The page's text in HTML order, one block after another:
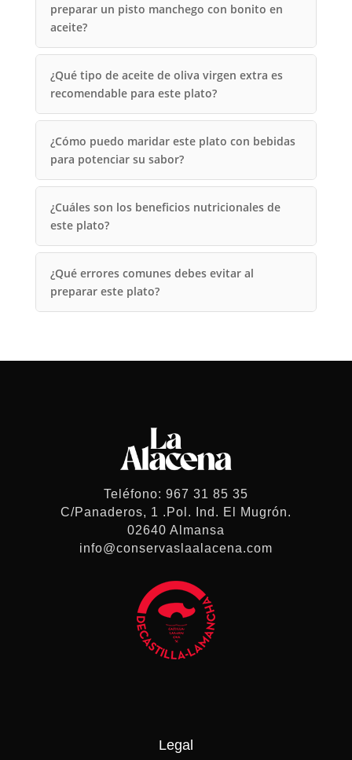
preparar un pisto manchego con bonito en
aceite?
¿Qué tipo de aceite de oliva virgen extra es
recomendable para este plato?
¿Cómo puedo maridar este plato con bebidas
para potenciar su sabor?
¿Cuáles son los beneficios nutricionales de
este plato?
¿Qué errores comunes debes evitar al
preparar este plato?
Teléfono: 967 31 85 35
C/Panaderos, 1 .Pol. Ind. El Mugrón.
02640 Almansa
info@conservaslaalacena.com
Legal